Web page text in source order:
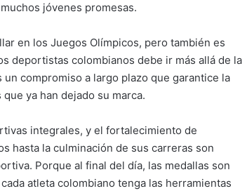
jóvenes promesas.
en los Juegos Olímpicos, pero también es
deportistas colombianos debe ir más allá de la
compromiso a largo plazo que garantice la
ya han dejado su marca.
integrales, y el fortalecimiento de
hasta la culminación de sus carreras son
Porque al final del día, las medallas son
atleta colombiano tenga las herramientas